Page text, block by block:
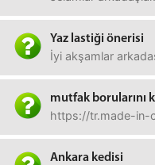
Yaz lastiği önerisi
İyi akşamlar
mutfak borularını
https://tr.made-in-
Ankara kedisi